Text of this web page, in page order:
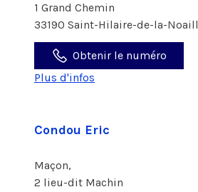
1 Grand Chemin
33190 Saint-Hilaire-de-la-
Obtenir le numéro
Plus d'infos
Condou Eric
Maçon,
2 lieu-dit Machin